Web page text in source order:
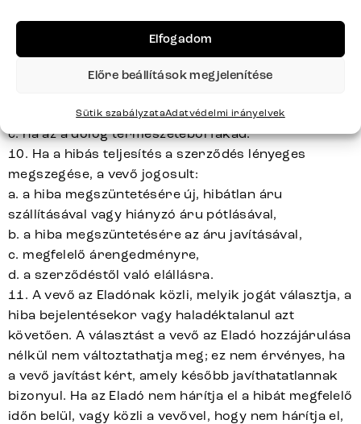
Elfogadom
Előre beállítások megjelenítése
Sütik szabályzataAdatvédelmi irányelvek
huszonnégy hónapon belül érvényesíteni (a 3.8
pontban foglalt kivétellel). Ez nem érvényes:
a. az alacsonyabb áron értékesített árura az
b. az áru szokásos használatából eredő kopásra,
c. ha az a dolog természetéből fakad.
10. Ha a hibás teljesítés a szerződés lényeges
megszegése, a vevő jogosult:
a. a hiba megszüntetésére új, hibátlan áru
szállításával vagy hiányzó áru pótlásával,
b. a hiba megszüntetésére az áru javításával,
c. megfelelő árengedményre,
d. a szerződéstől való elállásra.
11. A vevő az Eladónak közli, melyik jogát választja, a
hiba bejelentésekor vagy haladéktalanul azt
követően. A választást a vevő az Eladó hozzájárulása
nélkül nem változtathatja meg; ez nem érvényes, ha
a vevő javítást kért, amely később javíthatatlannak
bizonyul. Ha az Eladó nem hárítja el a hibát megfelelő
időn belül, vagy közli a vevővel, hogy nem hárítja el,